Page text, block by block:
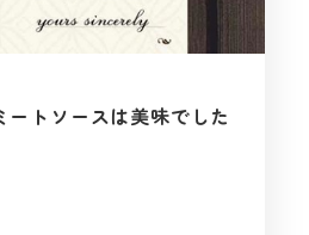
トソースは美味でした